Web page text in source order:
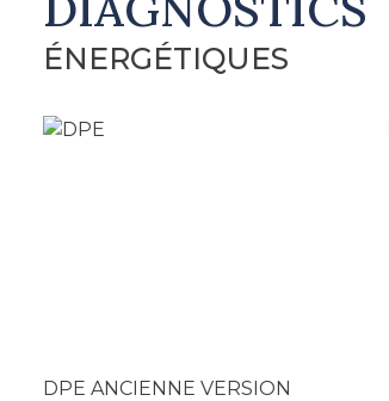
ÉNERGÉTIQUES
DPE ANCIENNE VERSION